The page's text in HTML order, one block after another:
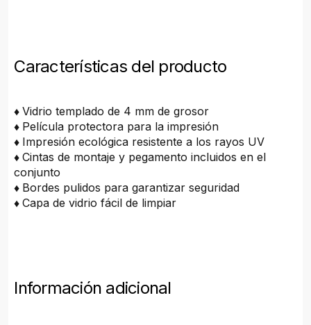
Características del producto
♦Vidrio templado de 4 mm de grosor
♦ Película protectora para la impresión
♦ Impresión ecológica resistente a los rayos UV
♦Cintas de montaje y pegamento incluidos en el
conjunto
♦ Bordes pulidos para garantizar seguridad
♦Capa de vidrio fácil de limpiar
Información adicional